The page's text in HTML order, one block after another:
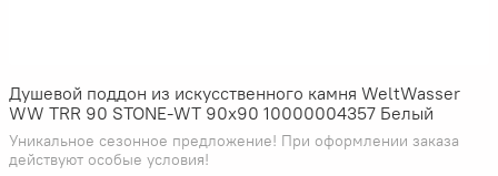
Душевой поддон из искусственного камня WeltWasser
WW TRR 90 STONE-WT 90x90 10000004357 Белый
Уникальное сезонное предложение! При оформлении заказа
действуют особые условия!